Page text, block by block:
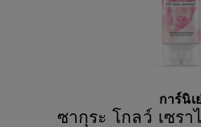
การ์นิเ
ซากุระ โกลว์ เซร